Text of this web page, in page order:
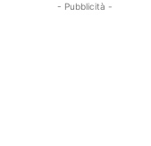
- Pubblicità -